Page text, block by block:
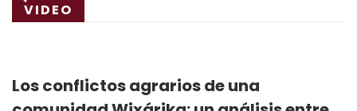
VIDEO
Los conflictos agrarios de una